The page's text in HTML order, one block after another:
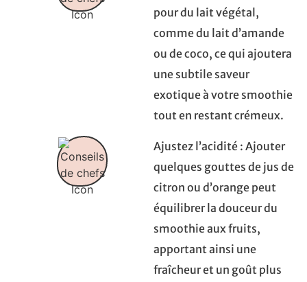
pour du lait végétal,
comme du lait d’amande
ou de coco, ce qui ajoutera
une subtile saveur
exotique à votre smoothie
tout en restant crémeux.
Ajustez l’acidité : Ajouter
quelques gouttes de jus de
citron ou d’orange peut
équilibrer la douceur du
smoothie aux fruits,
apportant ainsi une
fraîcheur et un goût plus